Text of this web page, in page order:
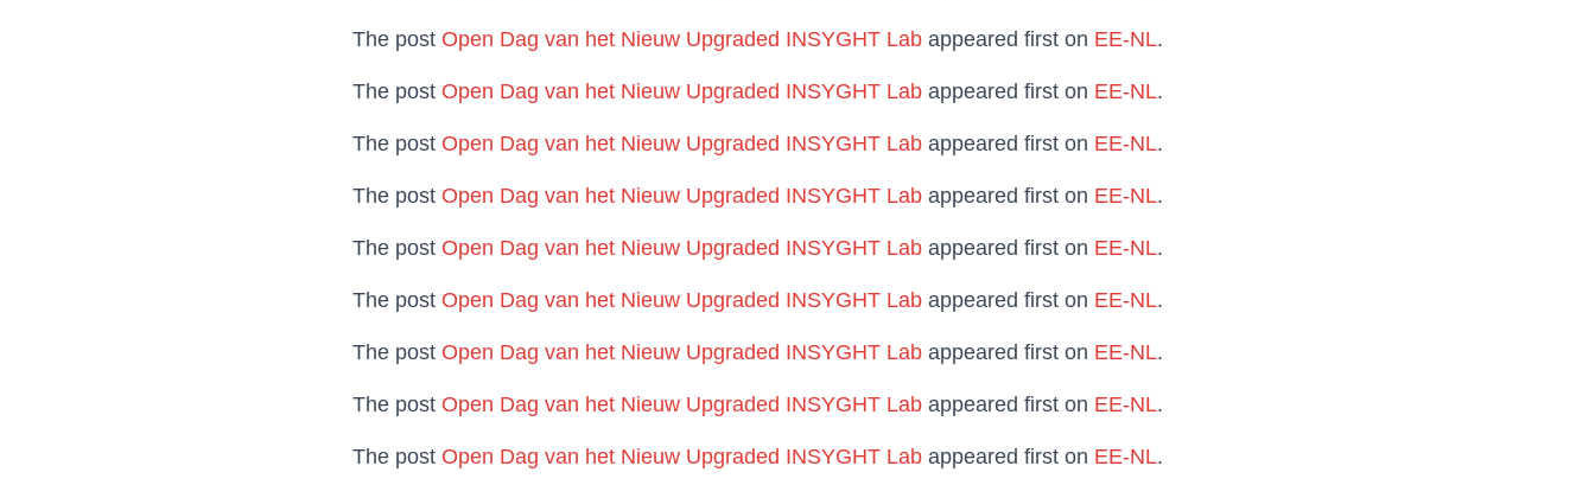
The post Open Dag van het Nieuw Upgraded INSYGHT Lab appeared first on EE-NL.
The post Open Dag van het Nieuw Upgraded INSYGHT Lab appeared first on EE-NL.
The post Open Dag van het Nieuw Upgraded INSYGHT Lab appeared first on EE-NL.
The post Open Dag van het Nieuw Upgraded INSYGHT Lab appeared first on EE-NL.
The post Open Dag van het Nieuw Upgraded INSYGHT Lab appeared first on EE-NL.
The post Open Dag van het Nieuw Upgraded INSYGHT Lab appeared first on EE-NL.
The post Open Dag van het Nieuw Upgraded INSYGHT Lab appeared first on EE-NL.
The post Open Dag van het Nieuw Upgraded INSYGHT Lab appeared first on EE-NL.
The post Open Dag van het Nieuw Upgraded INSYGHT Lab appeared first on EE-NL.